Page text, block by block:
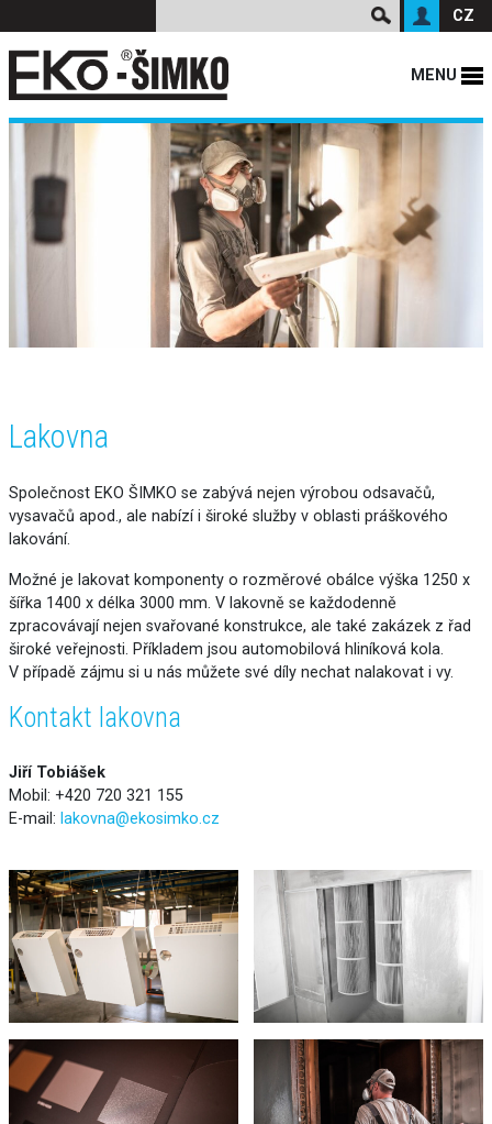
CZ
MENU
Lakovna
Společnost EKO ŠIMKO se zabývá nejen výrobou odsavačů,
vysavačů apod., ale nabízí i široké služby v oblasti práškového
lakování.
Možné je lakovat komponenty o rozměrové obálce výška 1250 x
šířka 1400 x délka 3000 mm. V lakovně se každodenně
zpracovávají nejen svařované konstrukce, ale také zakázek z řad
široké veřejnosti. Příkladem jsou automobilová hliníková kola.
V případě zájmu si u nás můžete své díly nechat nalakovat i vy.
Kontakt lakovna
Jiří Tobiášek
Mobil: +420 720 321 155
E-mail: lakovna@ekosimko.cz